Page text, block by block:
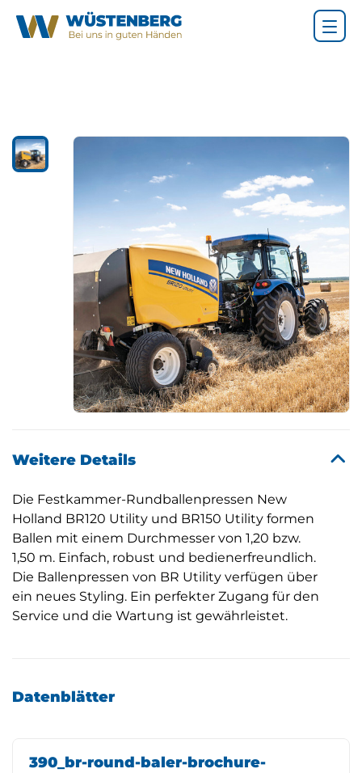
Weitere Details
Die Festkammer-Rundballenpressen New
Holland BR120 Utility und BR150 Utility formen
Ballen mit einem Durchmesser von 1,20 bzw.
1,50 m. Einfach, robust und bedienerfreundlich.
Die Ballenpressen von BR Utility verfügen über
ein neues Styling. Ein perfekter Zugang für den
Service und die Wartung ist gewährleistet.
Datenblätter
390_br-round-baler-brochure-